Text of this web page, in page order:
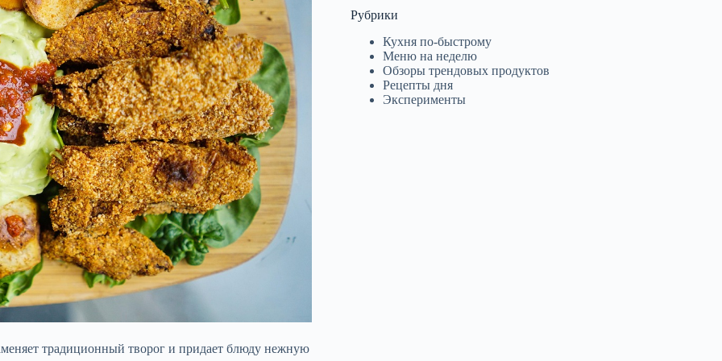
традиционный творог и придает блюду нежную
Рубрики
Кухня по-быстрому
Меню на неделю
Обзоры трендовых продуктов
Рецепты дня
Эксперименты